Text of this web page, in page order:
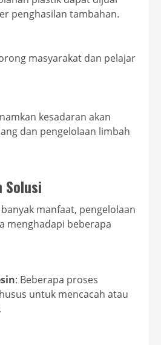
penghasilan tambahan.
masyarakat dan pelajar
kesadaran akan
dan pengelolaan limbah
Solusi
manfaat, pengelolaan
menghadapi beberapa
: Beberapa proses
untuk mencacah atau